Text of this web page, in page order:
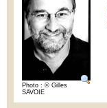
Photo : © Gilles
SAVOIE